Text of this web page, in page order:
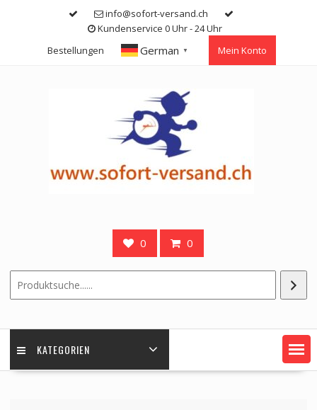
info@sofort-versand.ch
Kundenservice 0 Uhr - 24 Uhr
Bestellungen
German ▼ Mein Konto
0 0
KATEGORIEN